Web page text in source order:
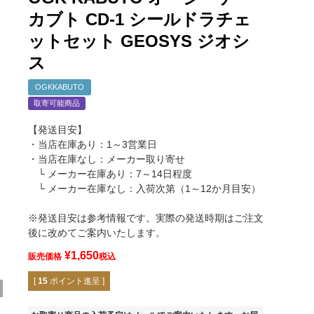
カブト CD-1 シールドラチェ
ットセット GEOSYS ジオシ
ス
OGKKABUTO
取寄可能商品
【発送目安】
・当店在庫あり：1～3営業日
・当店在庫なし：メーカー取り寄せ
└ メーカー在庫あり：7～14日程度
└ メーカー在庫なし：入荷次第（1～12か月目安）
※発送目安は参考情報です。実際の発送時期はご注文
後に改めてご案内いたします。
販売価格 ¥1,650税込
[ 15 ポイント進呈 ]